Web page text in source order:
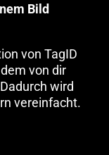
Bild
von TagID
von dir
wird
vereinfacht.